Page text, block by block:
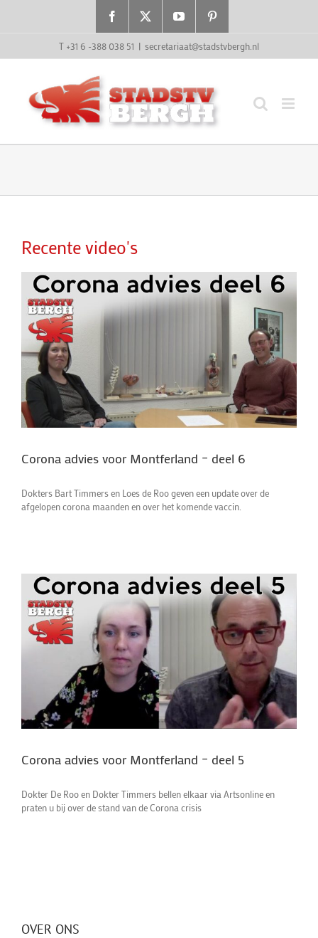
Facebook YouTube
T +31 6 -388 038 51 | secretariaat@stadstvbergh.nl
Recente video's
Corona advies voor Montferland – deel 6
Dokters Bart Timmers en Loes de Roo geven een update over de
afgelopen corona maanden en over het komende vaccin.
Corona advies voor Montferland – deel 5
Dokter De Roo en Dokter Timmers bellen elkaar via Artsonline en
praten u bij over de stand van de Corona crisis
OVER ONS